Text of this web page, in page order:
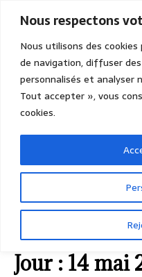
Nous respectons
Nous utilisons des
de navigation, diffuser
personnalisés et analyser
Tout accepter », vous
cookies.
MAI
Jour : 14 mai